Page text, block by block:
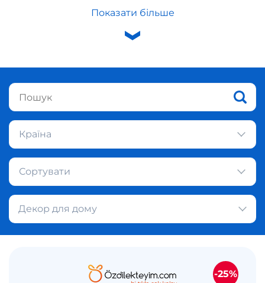
Показати більше
Країна
Сортувати
Декор для дому
-25%